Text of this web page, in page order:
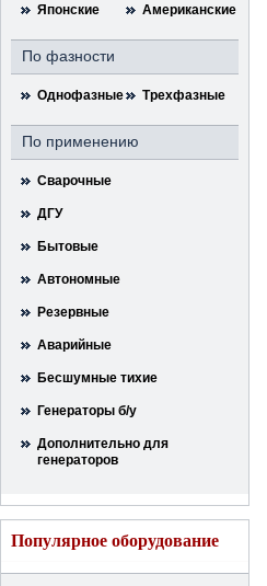
Японские Американские
По фазности
Однофазные Трехфазные
По применению
Сварочные
ДГУ
Бытовые
Автономные
Резервные
Аварийные
Бесшумные тихие
Генераторы б/у
Дополнительно для
генераторов
Популярное оборудование